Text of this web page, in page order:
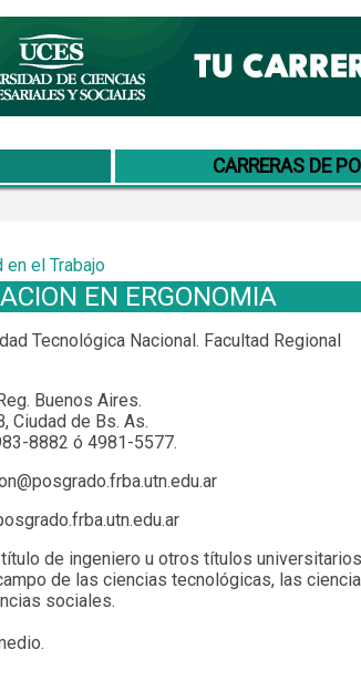
CARRERAS DE
en el Trabajo
EN ERGONOMIA
Tecnológica Nacional. Facultad Regional
Buenos Aires.
Ciudad de Bs. As.
8882 ó 4981-5577.
de ingeniero u otros títulos universitarios
de las ciencias tecnológicas, las
sociales.